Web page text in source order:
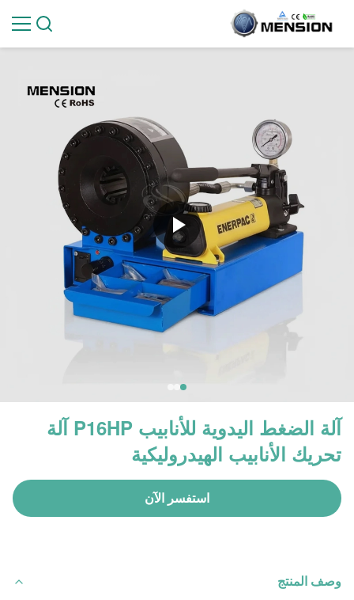
آلة الضغط اليدوية للأنابيب P16HP آلة
تحريك الأنابيب الهيدروليكية
استفسر الآن
وصف المنتج